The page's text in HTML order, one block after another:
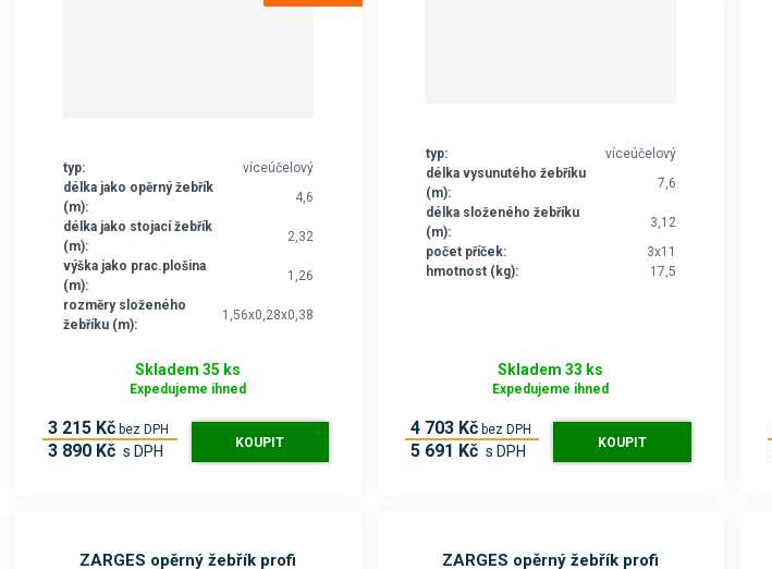
typ:
víceúčelový
délka jako opěrný žebřík
(m):
4,6
délka jako stojací žebřík
(m):
2,32
výška jako prac.plošina
(m):
1,26
rozměry složeného
žebříku (m):
1,56x0,28x0,38
Skladem 35 ks
Expedujeme ihned
3 215 Kč bez DPH
3 890 Kč s DPH KOUPIT
typ:
víceúčelový
délka vysunutého žebříku
(m):
7,6
délka složeného žebříku
(m):
3,12
počet příček:
3x11
hmotnost (kg):
17,5
Skladem 33 ks
Expedujeme ihned
4 703 Kč bez DPH
5 691 Kč s DPH KOUPIT
ZARGES opěrný žebřík profi
ZARGES opěrný žebřík profi